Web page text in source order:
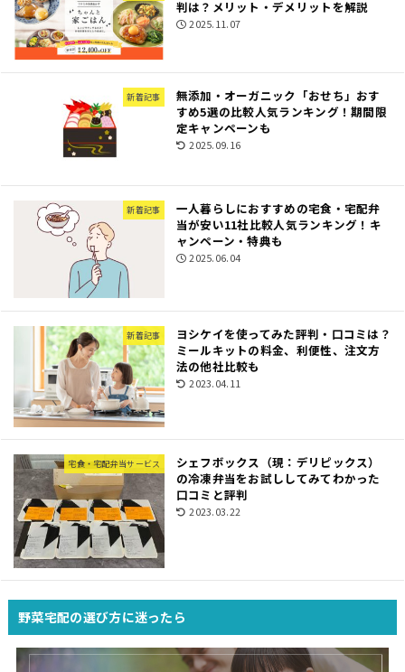
判は？メリット・デメリットを解説
2025.11.07
新着記事
無添加・オーガニック「おせち」おす
すめ5選の比較人気ランキング！期間限
定キャンペーンも
2025.09.16
新着記事
一人暮らしにおすすめの宅食・宅配弁
当が安い11社比較人気ランキング！キ
ャンペーン・特典も
2025.06.04
新着記事
ヨシケイを使ってみた評判・口コミは？
ミールキットの料金、利便性、注文方
法の他社比較も
2023.04.11
宅食・宅配弁当サービス
シェフボックス（現：デリピックス）
の冷凍弁当をお試ししてみてわかった
口コミと評判
2023.03.22
野菜宅配の選び方に迷ったら